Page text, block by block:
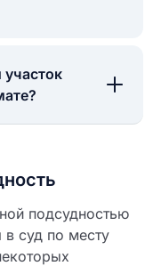
подсудностью
суд по месту